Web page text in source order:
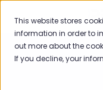
This website stores
information in order to
out more about the
If you decline, your